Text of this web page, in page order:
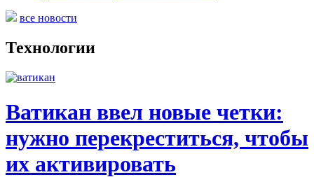
все новости
Технологии
Ватикан ввел новые четки:
нужно перекреститься, чтобы
их активировать